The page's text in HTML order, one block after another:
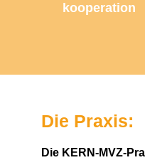
kooperation
Die Praxis:
Die KERN-MVZ-